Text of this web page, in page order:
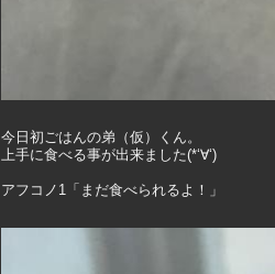
今日初ごはんの弟（仮）くん。
上手に食べる事が出来ました(*‘∀‘)
アフコノ1「まだ食べられるよ！」